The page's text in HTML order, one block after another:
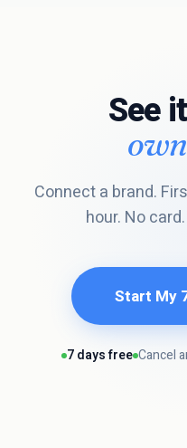
See
Connect a brand.
hour. No
Start My
7 days free Cancel